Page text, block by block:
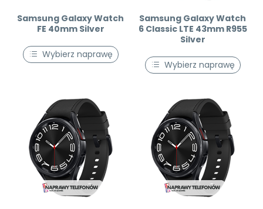
Samsung Galaxy Watch
FE 40mm Silver
Wybierz naprawę
Samsung Galaxy Watch
6 Classic LTE 43mm R955
Silver
Wybierz naprawę